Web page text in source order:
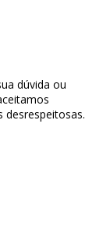
dúvida ou
desrespeitosas.